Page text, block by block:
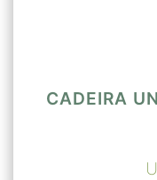
CADEIRA